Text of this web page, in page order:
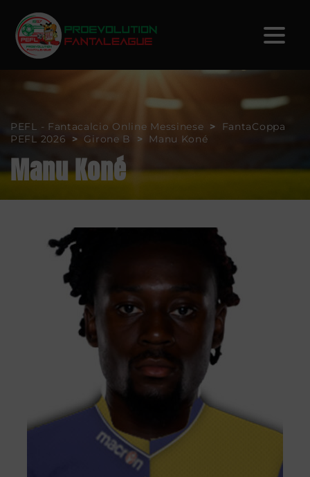
PEFL - Fantacalcio Online Messinese >
FantaCoppa
PEFL 2026
> Girone B > Manu Koné
Manu Koné